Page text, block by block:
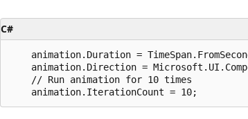
C#
animation.Duration =
animation.Direction =
// Run animation for 10 times